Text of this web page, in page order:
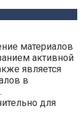
материалов
активной
является
в
для